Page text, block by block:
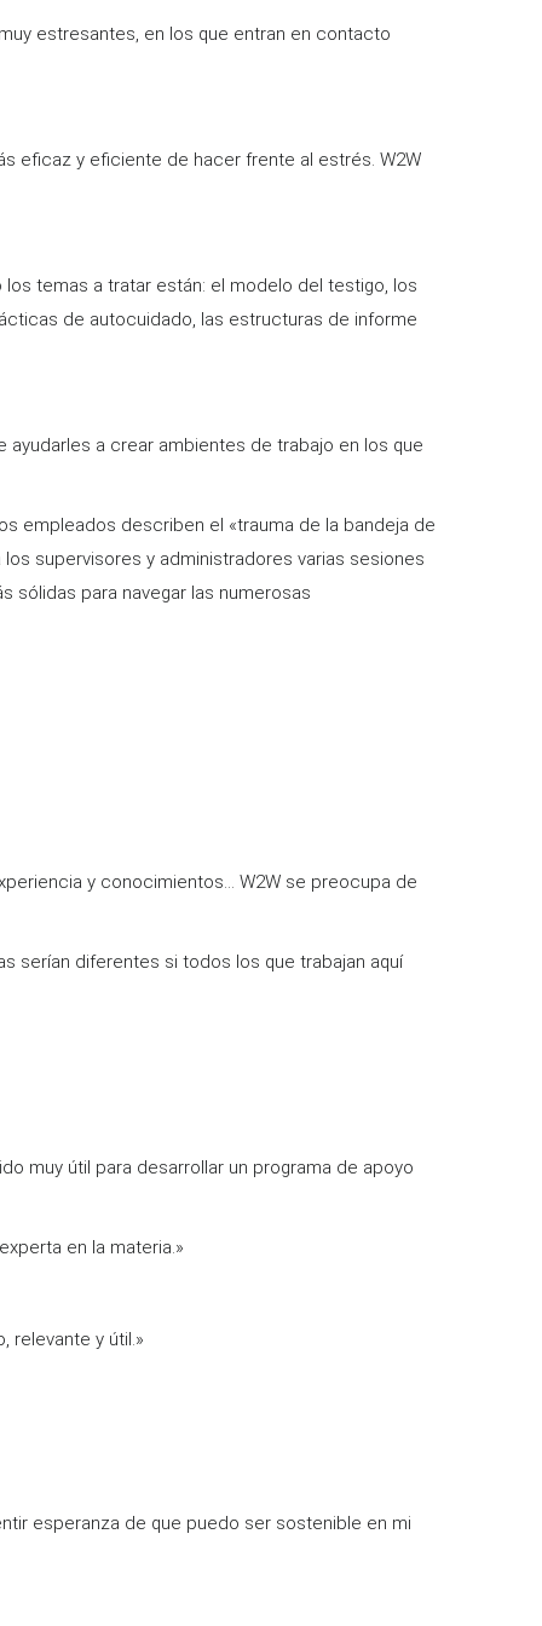
estresantes, en los que entran en contacto
eficaz y eficiente de hacer frente al estrés. W2W
temas a tratar están: el modelo del testigo, los
de autocuidado, las estructuras de informe
a crear ambientes de trabajo en los que
empleados describen el «trauma de la bandeja de
supervisores y administradores varias sesiones
sólidas para navegar las numerosas
y conocimientos... W2W se preocupa de
serían diferentes si todos los que trabajan aquí
muy útil para desarrollar un programa de apoyo
en la materia.»
relevante y útil.»
esperanza de que puedo ser sostenible en mi